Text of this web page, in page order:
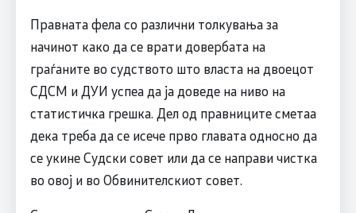
Правната фела со различни толкувања за
начинот како да се врати довербата на
граѓаните во судството што власта на двоецот
СДСМ и ДУИ успеа да ја доведе на ниво на
статистичка грешка. Дел од правниците сметаа
дека треба да се исече прво главата односно да
се укине Судски совет или да се направи чистка
во овој и во Обвинителскиот совет.